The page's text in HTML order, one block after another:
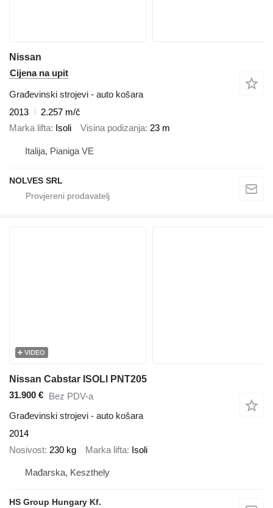
Nissan
Cijena na upit
Građevinski strojevi - auto košara
2013
2.257 m/č
Marka lifta
Isoli Visina podizanja 23 m
Italija, Pianiga VE
NOLVES SRL
VIDEO
Nissan Cabstar ISOLI PNT205
31.900 € Bez PDV-a
Građevinski strojevi - auto košara
2014
Nosivost 230 kg Marka lifta Isoli
Mađarska, Keszthely
HS Group Hungary Kf.